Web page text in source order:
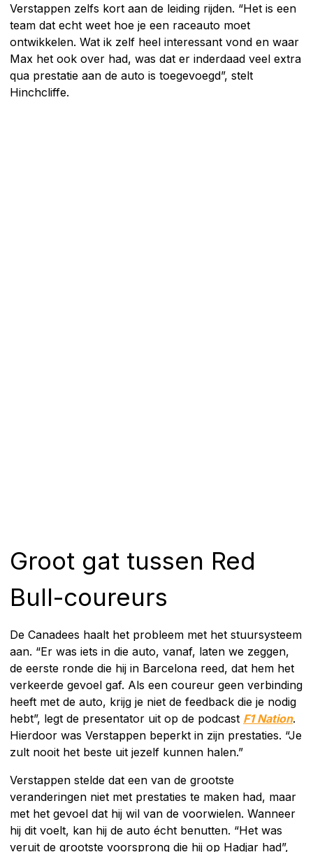
Verstappen zelfs kort aan de leiding rijden. “Het is een
team dat echt weet hoe je een raceauto moet
ontwikkelen. Wat ik zelf heel interessant vond en waar
Max het ook over had, was dat er inderdaad veel extra
qua prestatie aan de auto is toegevoegd”, stelt
Hinchcliffe.
Groot gat tussen Red
Bull-coureurs
De Canadees haalt het probleem met het stuursysteem
aan. “Er was iets in die auto, vanaf, laten we zeggen,
de eerste ronde die hij in Barcelona reed, dat hem het
verkeerde gevoel gaf. Als een coureur geen verbinding
heeft met de auto, krijg je niet de feedback die je nodig
hebt”, legt de presentator uit op de podcast F1 Nation.
Hierdoor was Verstappen beperkt in zijn prestaties. “Je
zult nooit het beste uit jezelf kunnen halen.”
Verstappen stelde dat een van de grootste
veranderingen niet met prestaties te maken had, maar
met het gevoel dat hij wil van de voorwielen. Wanneer
hij dit voelt, kan hij de auto écht benutten. “Het was
veruit de grootste voorsprong die hij op Hadjar had”,